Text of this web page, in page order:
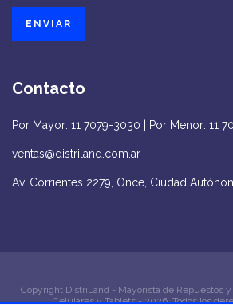
Contacto
Por Mayor: 11 7079-3030 | Por Menor: 11
ventas@distriland.com.ar
Av. Corrientes 2279, Once, Ciudad
Copyright DistriLand - Mayorista de Repuestos y
Celulares y Tablets - 2026. Todos los